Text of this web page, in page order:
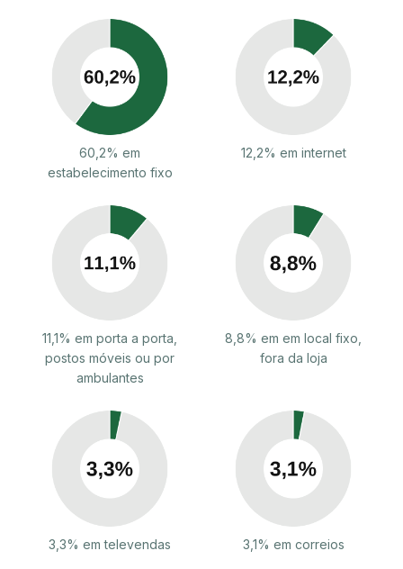
60,2% em
estabelecimento fixo
12,2% em internet
11,1% em porta a porta,
postos móveis ou por
ambulantes
8,8% em em local fixo,
fora da loja
3,3% em televendas 3,1% em correios